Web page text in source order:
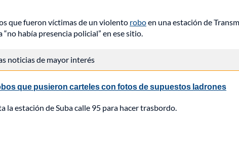
que fueron víctimas de un violento roboen una estación de
había presencia policial” en ese sitio.
noticias de mayor interés
que pusieron carteles con fotos de supuestos ladrones
la estación de Suba calle 95 para hacer trasbordo.